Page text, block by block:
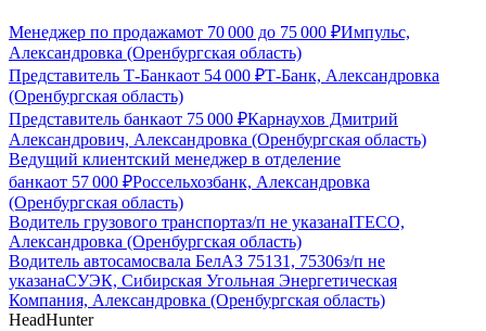
Менеджер по продажамот 70 000 до 75 000 ₽Импульс,
Александровка (Оренбургская область)
Представитель Т-Банкаот 54 000 ₽Т-Банк, Александровка
(Оренбургская область)
Представитель банкаот 75 000 ₽Карнаухов Дмитрий
Александрович, Александровка (Оренбургская область)
Ведущий клиентский менеджер в отделение
банкаот 57 000 ₽Россельхозбанк, Александровка
(Оренбургская область)
Водитель грузового транспортаз/п не указанаITECO,
Александровка (Оренбургская область)
Водитель автосамосвала БелАЗ 75131, 75306з/п не
указанаСУЭК, Сибирская Угольная Энергетическая
Компания, Александровка (Оренбургская область)
HeadHunter